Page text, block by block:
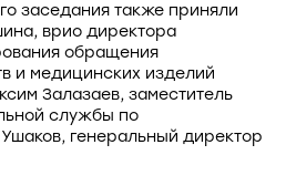
заседания также приняли
врио директора
обращения
и медицинских изделий
Залазаев, заместитель
службы по
генеральный директор